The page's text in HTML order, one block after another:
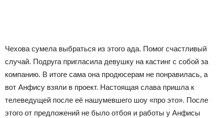
Чехова сумела выбраться из этого ада. Помог счастливый
случай. Подруга пригласила девушку на кастинг с собой за
компанию. В итоге сама она продюсерам не понравилась, а
вот Анфису взяли в проект. Настоящая слава пришла к
телеведущей после её нашумевшего шоу «про это». После
этого от предложений не было отбоя и работы у Анфисы